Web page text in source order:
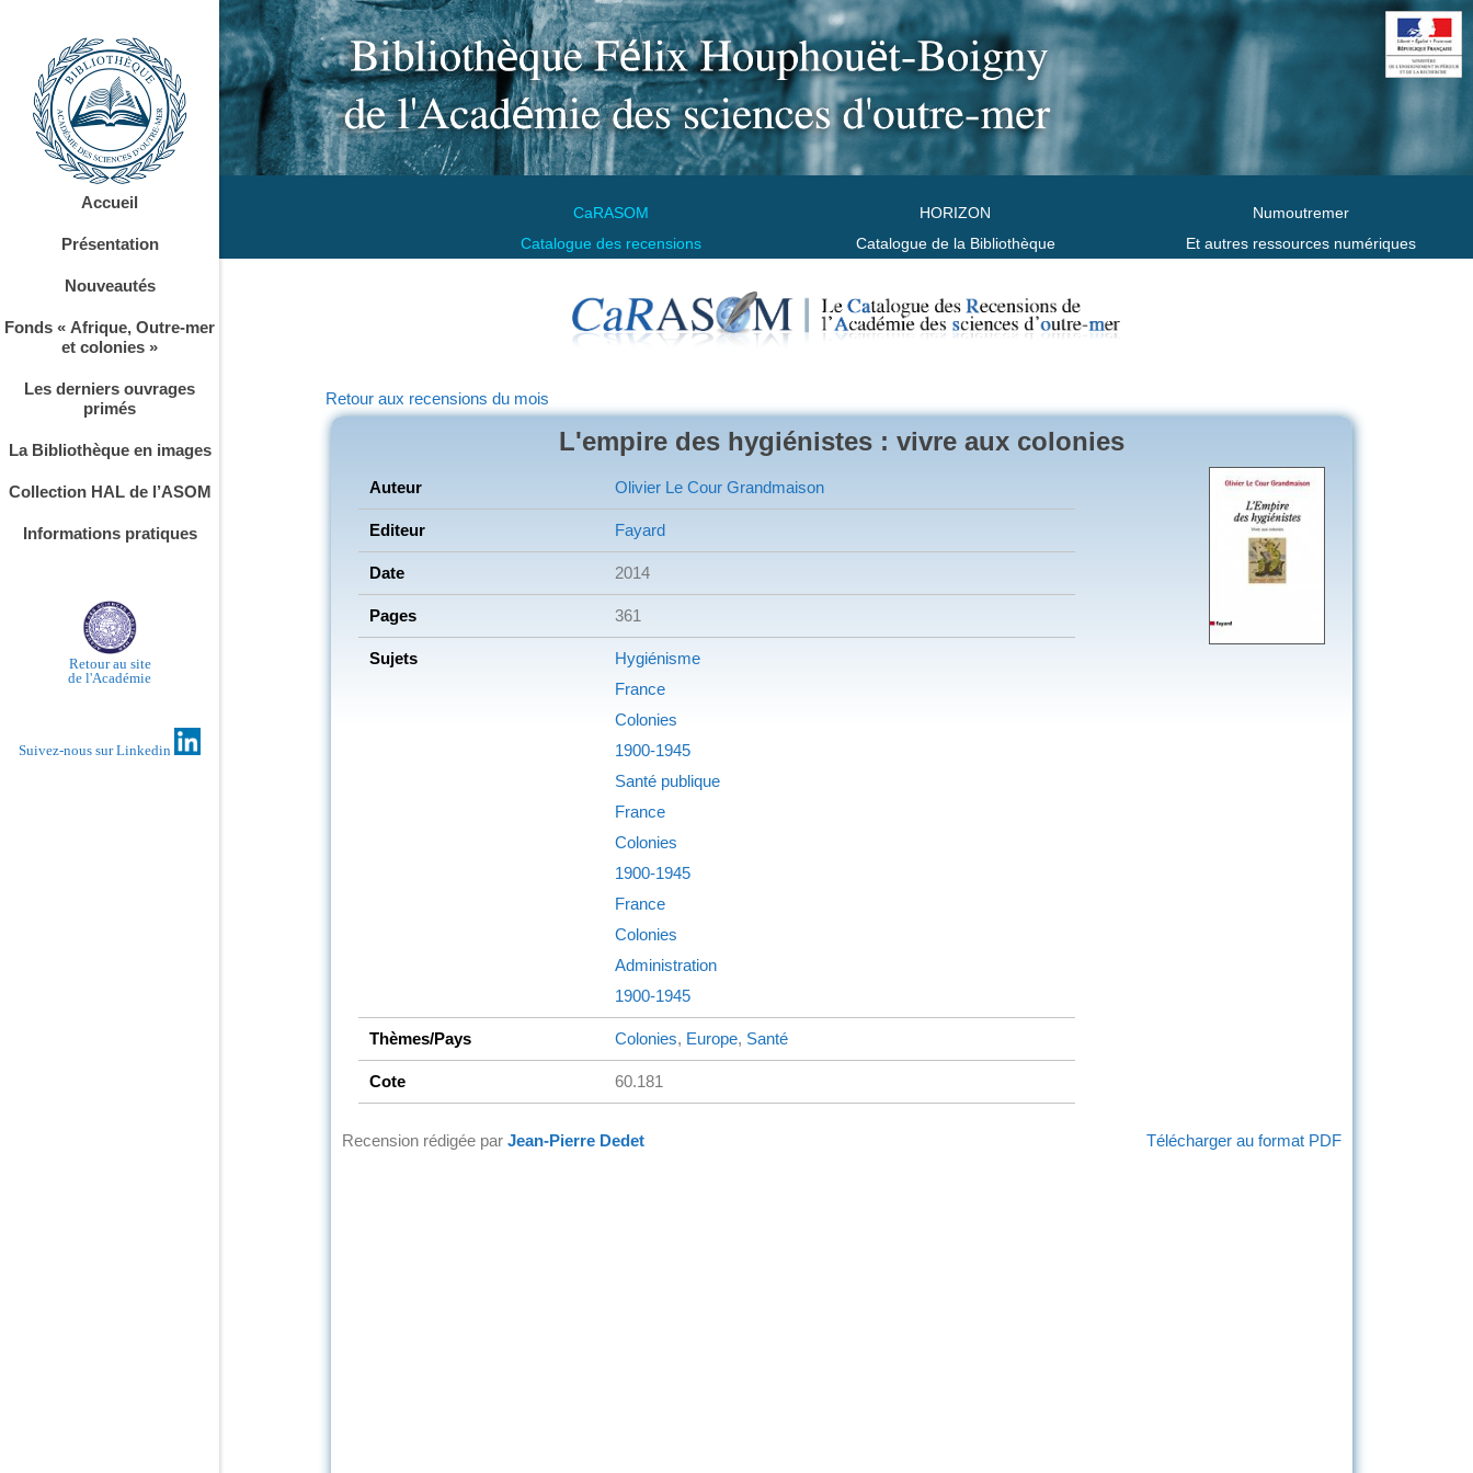
CaRASOM
Catalogue des recensions
HORIZON
Catalogue de la Bibliothèque
Numoutremer
Et autres ressources numériques
Accueil
Présentation
Nouveautés
Fonds « Afrique, Outre-mer
et colonies »
Les derniers ouvrages
primés
La Bibliothèque en images
Collection HAL de l’ASOM
Informations pratiques
Retour au site
de l'Académie
Suivez-nous sur Linkedin
Retour aux recensions du mois
L'empire des hygiénistes : vivre aux colonies
Auteur Olivier Le Cour Grandmaison
Editeur Fayard
Date 2014
Pages 361
Sujets
Hygiénisme
France
Colonies
1900-1945
Santé publique
France
Colonies
1900-1945
France
Colonies
Administration
1900-1945
Thèmes/Pays Colonies, Europe, Santé
Cote 60.181
Télécharger au format PDF
Recension rédigée par Jean-Pierre Dedet